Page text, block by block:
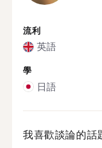
流利
英語
學
日語
我喜歡談論的話